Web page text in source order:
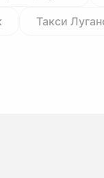
Такси